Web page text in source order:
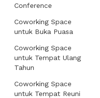
Conference
Coworking Space
untuk Buka Puasa
Coworking Space
untuk Tempat Ulang
Tahun
Coworking Space
untuk Tempat Reuni